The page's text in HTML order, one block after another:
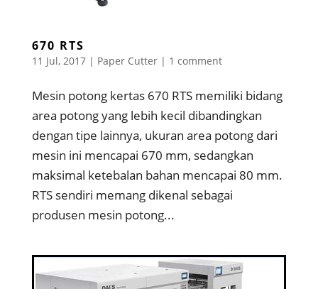
670 RTS
11 Jul, 2017| Paper Cutter| 1 comment
Mesin potong kertas 670 RTS memiliki bidang
area potong yang lebih kecil dibandingkan
dengan tipe lainnya, ukuran area potong dari
mesin ini mencapai 670 mm, sedangkan
maksimal ketebalan bahan mencapai 80 mm.
RTS sendiri memang dikenal sebagai
produsen mesin potong...